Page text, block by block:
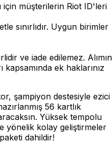
için müşterilerin Riot ID'leri
sınırlıdır. Uygun birimler
ve iade edilemez. Alımın
kapsamında ek haklarınız
şampiyon destesiyle ezici
56 kartlık
Yüksek tempolu
yönelik kolay geliştirmeler
dahildir!